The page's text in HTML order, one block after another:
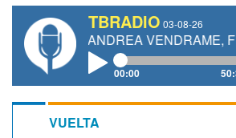
TBRADIO 03-08-26
ANDREA VENDRAME, FILIPPO
00:00
VUELTA